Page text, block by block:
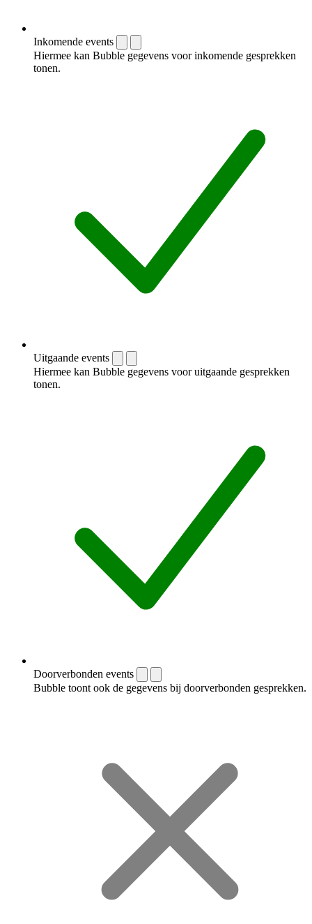
Inkomende events
Hiermee kan Bubble gegevens voor inkomende gesprekken
tonen.
Uitgaande events
Hiermee kan Bubble gegevens voor uitgaande gesprekken
tonen.
Doorverbonden events
Bubble toont ook de gegevens bij doorverbonden gesprekken.